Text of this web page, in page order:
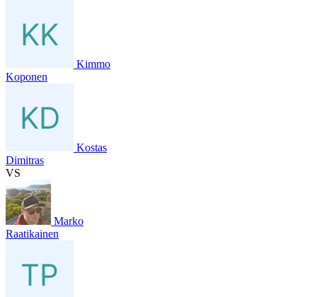
Kimmo
Koponen
Kostas
Dimitras
VS
Marko
Raatikainen